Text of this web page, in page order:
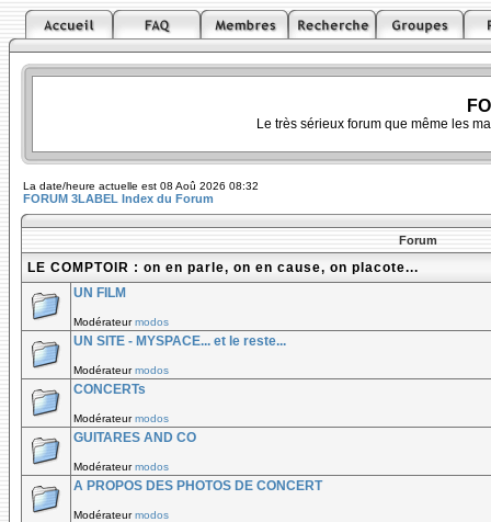
Le très sérieux forum que même les
La date/heure actuelle est 08 Aoû 2026 08:32
FORUM 3LABEL Index du Forum
Forum
LE COMPTOIR : on en parle, on en cause, on placote...
UN FILM
Modérateurmodos
UN SITE - MYSPACE... et le reste...
Modérateurmodos
CONCERTs
Modérateurmodos
GUITARES AND CO
Modérateurmodos
A PROPOS DES PHOTOS DE CONCERT
Modérateurmodos